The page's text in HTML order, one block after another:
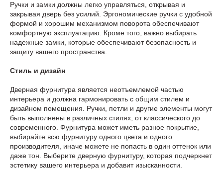
Ручки и замки должны легко управляться, открывая и
закрывая дверь без усилий. Эргономические ручки с удобной
формой и хорошим механизмом поворота обеспечивают
комфортную эксплуатацию. Кроме того, важно выбирать
надежные замки, которые обеспечивают безопасность и
защиту вашего пространства.
Стиль и дизайн
Дверная фурнитура является неотъемлемой частью
интерьера и должна гармонировать с общим стилем и
дизайном помещения. Ручки, петли и другие элементы могут
быть выполнены в различных стилях, от классического до
современного. Фурнитура может иметь разное покрытие,
выбирайте всю фурнитуру одного цвета и одного
производителя, иначе можете не попасть в один оттенок или
даже тон. Выберите дверную фурнитуру, которая подчеркнет
эстетику вашего интерьера и добавит изысканности.